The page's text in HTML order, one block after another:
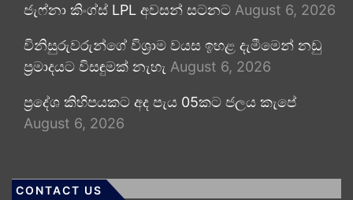
ජැෆ්නා කිංග්ස් LPL අවසන් සටනට August 6, 2026
විනිසුරුවරුන්ගේ විශ්‍රාම වයස ඉහළ දැමීමෙන් නඩු
ප්‍රමාදයට විසඳුමක් නැහැ August 6, 2026
ප්‍රදේශ කිහිපයකට අද පැය 05කට ජලය කැපේ
August 6, 2026
CONTACT US